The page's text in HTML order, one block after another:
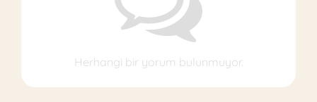
Herhangi bir yorum bulunmuyor.